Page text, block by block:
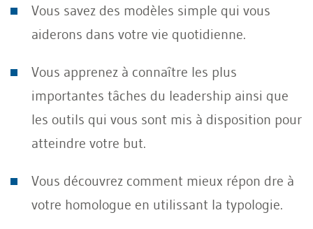
Vous savez des modèles simple qui vous
aiderons dans votre vie quotidienne.
Vous apprenez à connaître les plus
importantes tâches du leadership ainsi que
les outils qui vous sont mis à disposition pour
atteindre votre but.
Vous découvrez comment mieux répon dre à
votre homologue en utilissant la typologie.